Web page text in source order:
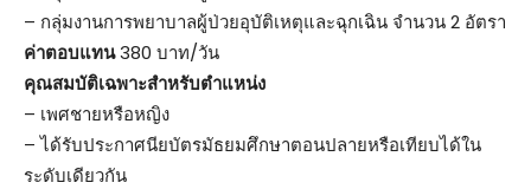
– กลุ่มงานการพยาบาลผู้ป่วยอุบัติเหตุและฉุกเฉิน จำนวน 2 อัตรา
ค่าตอบแทน380 บาท/วัน
คุณสมบัติเฉพาะสำหรับตำแหน่ง
– เพศชายหรือหญิง
– ได้รับประกาศนียบัตรมัธยมศึกษาตอนปลายหรือเทียบได้ใน
ระดับเดียวกัน